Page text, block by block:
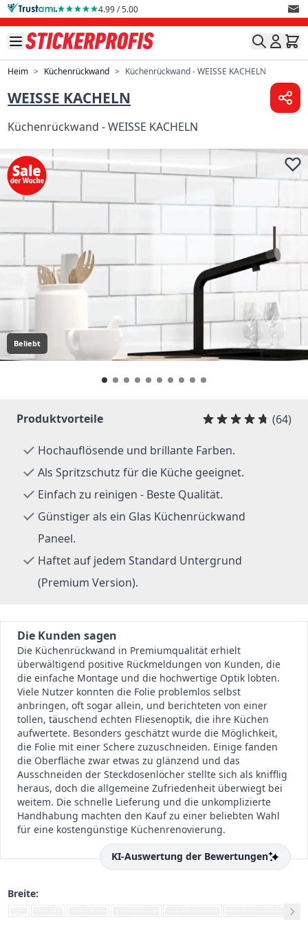
Direkt zum Inhalt 4.99 / 5.00
Heim > Küchenrückwand > Küchenrückwand - WEISSE KACHELN
WEISSE KACHELN
Küchenrückwand - WEISSE KACHELN
Beliebt
Produktvorteile (64)
Hochauflösende und brillante Farben.
Als Spritzschutz für die Küche geeignet.
Einfach zu reinigen - Beste Qualität.
Günstiger als ein Glas Küchenrückwand
Paneel.
Haftet auf jedem Standard Untergrund
(Premium Version).
Die Kunden sagen
Die Küchenrückwand in Premiumqualität erhielt
überwältigend positive Rückmeldungen von Kunden, die
die einfache Montage und die hochwertige Optik lobten.
Viele Nutzer konnten die Folie problemlos selbst
anbringen, oft sogar allein, und berichteten von einer
tollen, täuschend echten Fliesenoptik, die ihre Küchen
aufwertete. Besonders geschätzt wurde die Möglichkeit,
die Folie mit einer Schere zuzuschneiden. Einige fanden
die Oberfläche zwar etwas zu glänzend und das
Ausschneiden der Steckdosenlöcher stellte sich als knifflig
heraus, doch die allgemeine Zufriedenheit überwiegt bei
weitem. Die schnelle Lieferung und die unkomplizierte
Handhabung machten den Kauf zu einer beliebten Wahl
für eine kostengünstige Küchenrenovierung.
KI-Auswertung der Bewertungen
Breite: